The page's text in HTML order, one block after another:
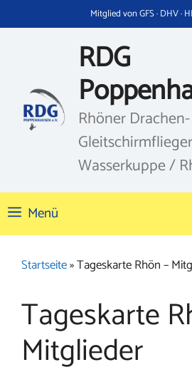
Inhalt
Mitglied von GFS · DHV ·
RDG
Rhöner
Wasserkuppe /
Menü
Startseite»Tageskarte Rhön –
Tageskarte
Mitglieder